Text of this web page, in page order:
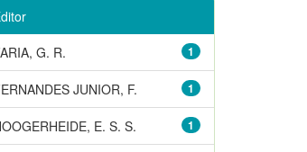
1
G. R.
1
JUNIOR, F.
1
E. S. S.